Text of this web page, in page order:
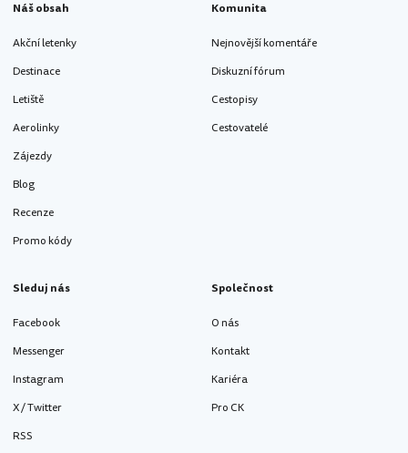
Náš obsah
Akční letenky
Destinace
Letiště
Aerolinky
Zájezdy
Blog
Recenze
Promo kódy
Komunita
Nejnovější komentáře
Diskuzní fórum
Cestopisy
Cestovatelé
Sleduj nás
Facebook
Messenger
Instagram
X / Twitter
RSS
Společnost
O nás
Kontakt
Kariéra
Pro CK